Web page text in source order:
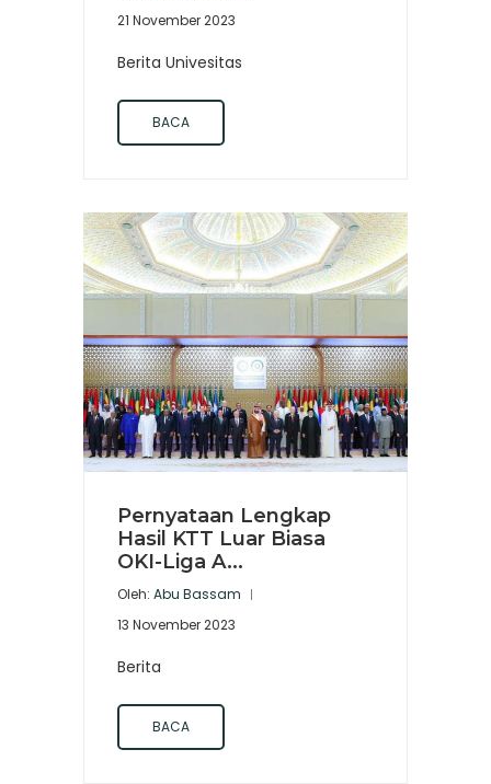
21 November 2023
Berita Univesitas
BACA
Pernyataan Lengkap
Hasil KTT Luar Biasa
OKI-Liga A...
Oleh: Abu Bassam
13 November 2023
Berita
BACA